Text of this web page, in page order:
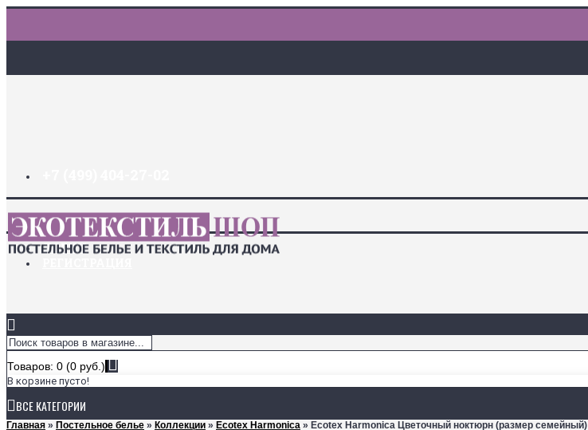
ДОСТАВКА И ОПЛАТА
ЗАКЛАДКИ (0)
ЛОГИН
Товаров: 0 (0 руб.)
В корзине пусто!
ВСЕ КАТЕГОРИИ
Главная » Постельное белье » Коллекции » Ecotex Harmonica » Ecotex Harmonica Цветочный ноктюрн (размер семейный)